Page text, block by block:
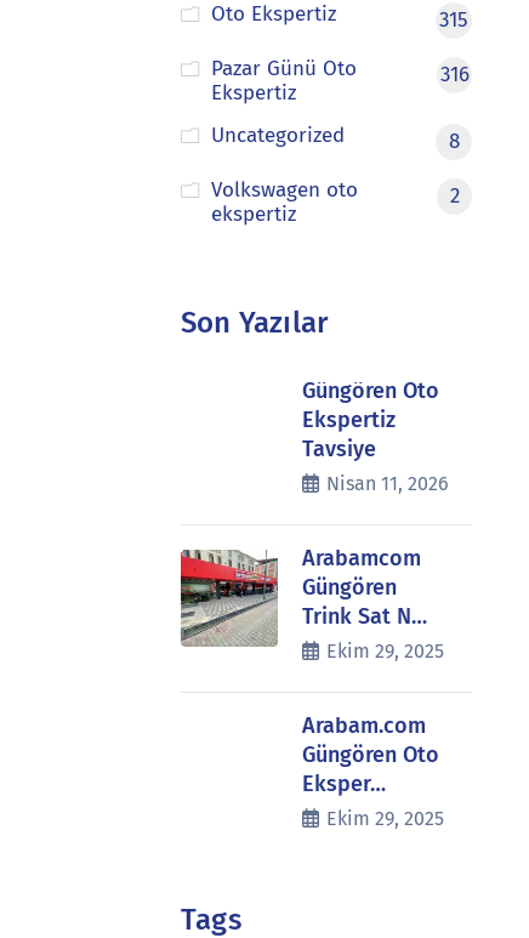
Oto Ekspertiz
315
Pazar Günü Oto
Ekspertiz
316
Uncategorized
8
Volkswagen oto
ekspertiz
2
Son Yazılar
Güngören Oto
Ekspertiz
Tavsiye
Nisan 11, 2026
Arabamcom
Güngören
Trink Sat N…
Ekim 29, 2025
Arabam.com
Güngören Oto
Eksper…
Ekim 29, 2025
Tags